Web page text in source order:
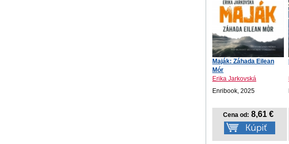
Maják: Záhada Eilean
Mór
Erika Jarkovská
Enribook, 2025
Cena od: 8,61 €